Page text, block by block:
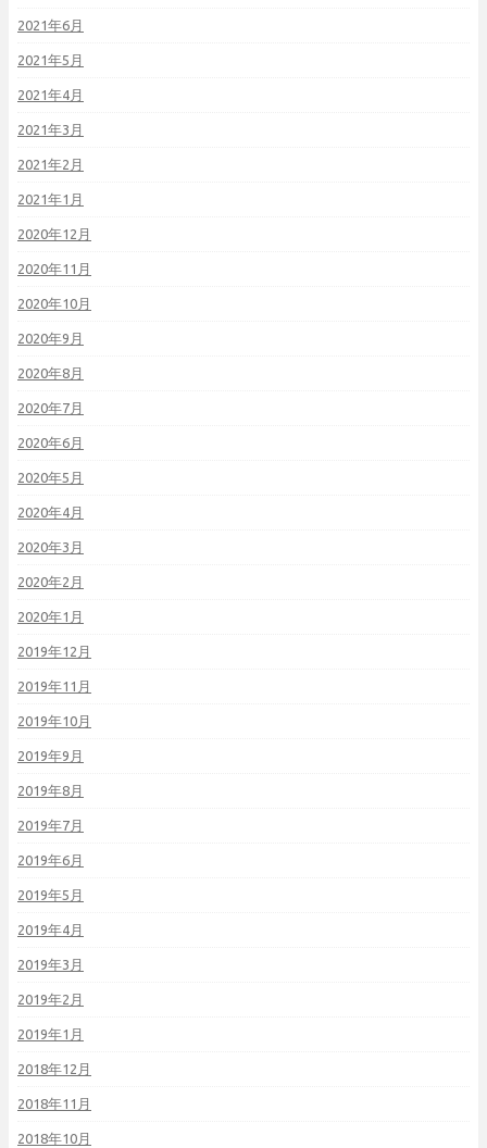
2021年6月
2021年5月
2021年4月
2021年3月
2021年2月
2021年1月
2020年12月
2020年11月
2020年10月
2020年9月
2020年8月
2020年7月
2020年6月
2020年5月
2020年4月
2020年3月
2020年2月
2020年1月
2019年12月
2019年11月
2019年10月
2019年9月
2019年8月
2019年7月
2019年6月
2019年5月
2019年4月
2019年3月
2019年2月
2019年1月
2018年12月
2018年11月
2018年10月